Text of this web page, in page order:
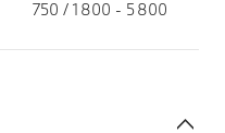
750 / 1 800 - 5 800